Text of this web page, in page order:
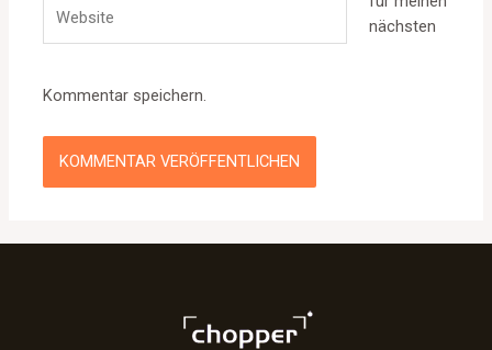
nächsten
Kommentar speichern.